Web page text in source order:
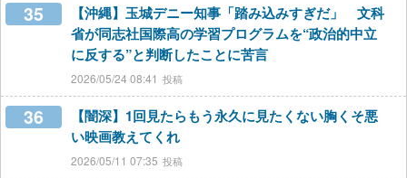
35
【沖縄】玉城デニー知事「踏み込みすぎだ」 文科
省が同志社国際高の学習プログラムを“政治的中立
に反する”と判断したことに苦言
2026/05/24 08:41
36
【闇深】1回見たらもう永久に見たくない胸くそ悪
い映画教えてくれ
2026/05/11 07:35